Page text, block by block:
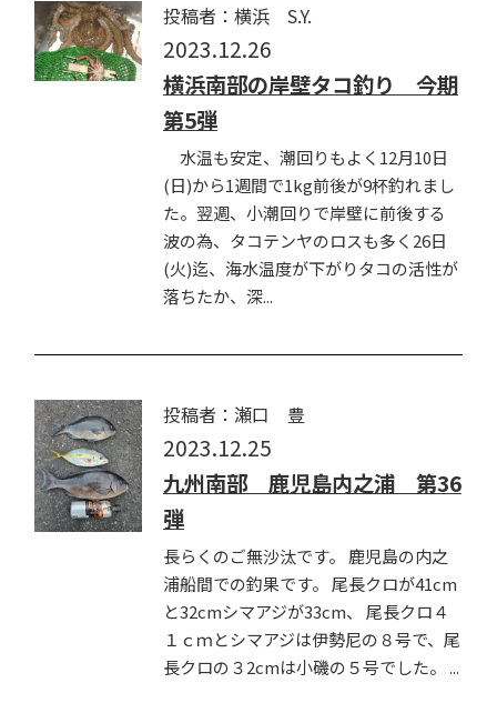
投稿者：横浜 S.Y.
2023.12.26
横浜南部の岸壁タコ釣り 今期
第5弾
水温も安定、潮回りもよく12月10日
(日)から1週間で1kg前後が9杯釣れまし
た。翌週、小潮回りで岸壁に前後する
波の為、タコテンヤのロスも多く26日
(火)迄、海水温度が下がりタコの活性が
落ちたか、深...
投稿者：瀬口 豊
2023.12.25
九州南部 鹿児島内之浦 第36
弾
長らくのご無沙汰です。 鹿児島の内之
浦船間での釣果です。 尾長クロが41cm
と32cmシマアジが33cm、 尾長クロ４
１ｃｍとシマアジは伊勢尼の８号で、尾
長クロの３2cmは小磯の５号でした。 ...